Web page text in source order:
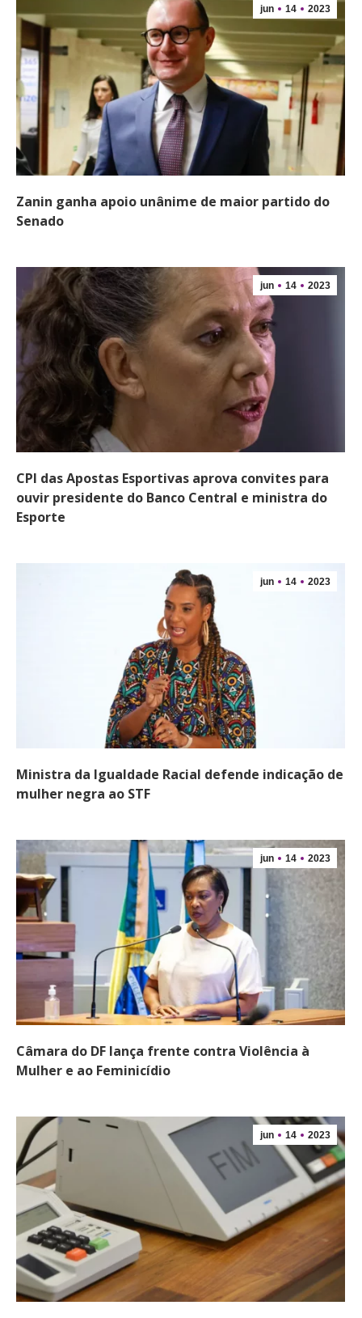
jun 14 2023
Zanin ganha apoio unânime de maior partido do
Senado
jun 14 2023
CPI das Apostas Esportivas aprova convites para
ouvir presidente do Banco Central e ministra do
Esporte
jun 14 2023
Ministra da Igualdade Racial defende indicação de
mulher negra ao STF
jun 14 2023
Câmara do DF lança frente contra Violência à
Mulher e ao Feminicídio
jun 14 2023